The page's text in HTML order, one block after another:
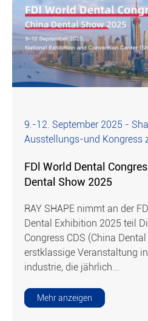
9.-12. September 2025 -
Ausstellungs-und Kongress
FDl World Dental
Dental Show 2025
RAY SHAPE nimmt an der
Dental Exhibition 2025 teil
Congress CDS (China
erstklassige Veranstaltung
industrie, die jährlich...
Mehr anzeigen